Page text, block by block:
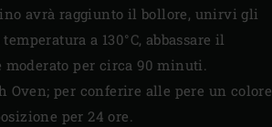
avrà raggiunto il bollore, unirvi gli
a 130°C, abbassare il
moderato per circa 90 minuti.
Oven; per conferire alle pere un colore
per 24 ore.